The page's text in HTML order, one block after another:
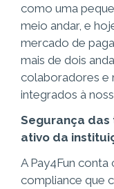
como uma
meio andar, e
mercado de
mais de dois
colaboradores e
integrados à
Segurança
ativo da
A Pay4Fun
compliance que